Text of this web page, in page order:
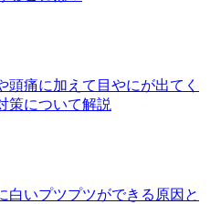
頭痛に加えて目やにが出てく
策について解説
白いプツプツができる原因と